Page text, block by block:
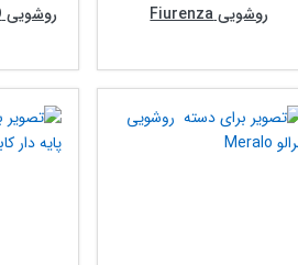
روشویی Fiurenza